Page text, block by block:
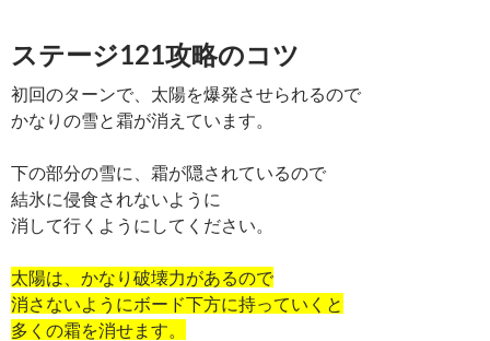
ステージ121攻略のコツ
初回のターンで、太陽を爆発させられるので
かなりの雪と霜が消えています。
下の部分の雪に、霜が隠されているので
結氷に侵食されないように
消して行くようにしてください。
太陽は、かなり破壊力があるので
消さないようにボード下方に持っていくと
多くの霜を消せます。